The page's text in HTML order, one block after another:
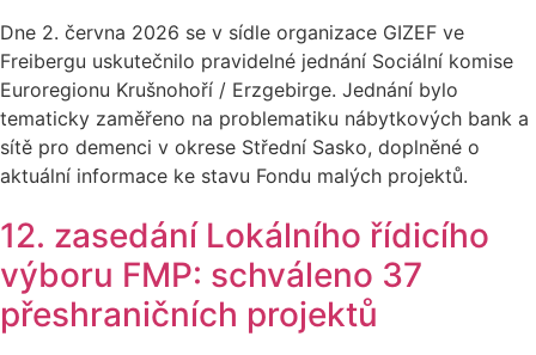
Dne 2. června 2026 se v sídle organizace GIZEF ve
Freibergu uskutečnilo pravidelné jednání Sociální komise
Euroregionu Krušnohoří / Erzgebirge. Jednání bylo
tematicky zaměřeno na problematiku nábytkových bank a
sítě pro demenci v okrese Střední Sasko, doplněné o
aktuální informace ke stavu Fondu malých projektů.
12. zasedání Lokálního řídicího
výboru FMP: schváleno 37
přeshraničních projektů